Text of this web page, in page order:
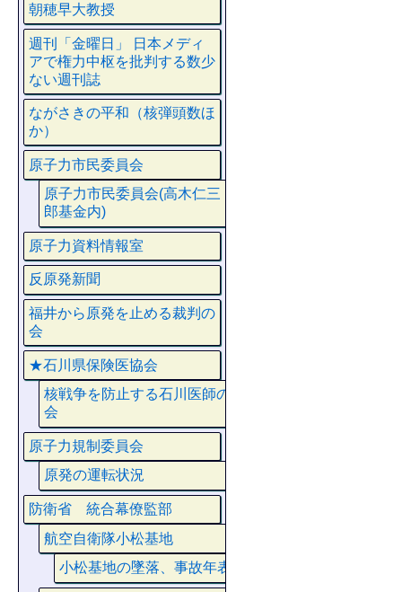
朝穂早大教授
週刊「金曜日」 日本メディ
アで権力中枢を批判する数少
ない週刊誌
ながさきの平和（核弾頭数ほ
か）
原子力市民委員会
原子力市民委員会(高木仁三
郎基金内)
原子力資料情報室
反原発新聞
福井から原発を止める裁判の
会
★石川県保険医協会
核戦争を防止する石川医師の
会
原子力規制委員会
原発の運転状況
防衛省 統合幕僚監部
航空自衛隊小松基地
小松基地の墜落、事故年表